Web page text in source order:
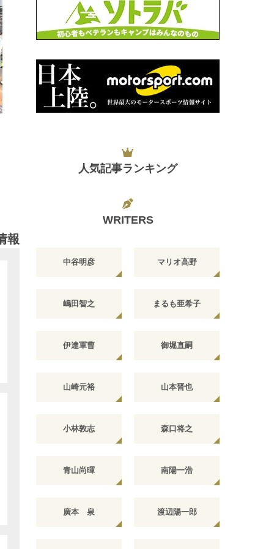
報
人気記事ランキング
WRITERS
中谷明彦 マリオ高野
嶋田智之 まるも亜希子
伊達軍曹 御堀直嗣
山崎元裕 山本晋也
小林敦志 森口将之
青山尚暉 南陽一浩
廣本 泉 渡辺陽一郎